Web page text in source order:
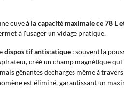
cuve à lacapacité maximale de 78 L
à l'usager un vidage pratique.
dispositif antistatique : souvent la
créé un champ magnétique
gênantes décharges même à
est éliminé, garantissant un